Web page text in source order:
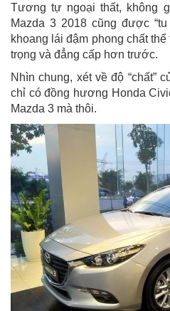
Tương tự ngoại thất, không
Mazda 3 2018 cũng được
khoang lái đậm phong chất
trọng và đẳng cấp hơn trước.
Nhìn chung, xét về độ “chất”
chỉ có đồng hương Honda
Mazda 3 mà thôi.